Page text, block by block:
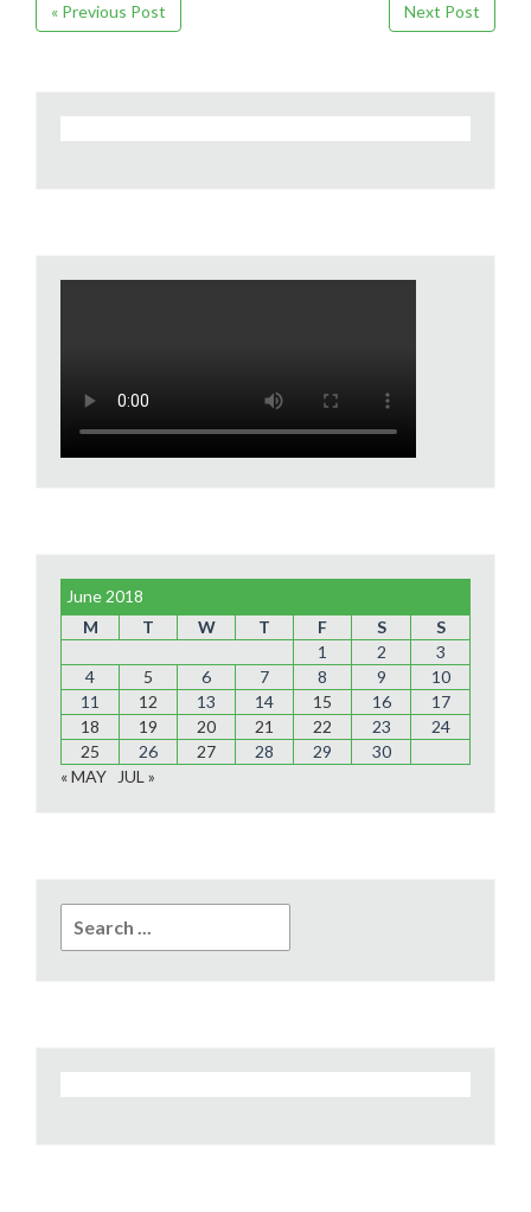
« Previous Post Next Post
June 2018
M
T W T F S
S
1
2
3
4
5 6 7 8 9
10
11
12 13 14 15 16
17
18
19 20 21 22 23
24
25
26 27 28 29
30
« MAY
JUL »
for: